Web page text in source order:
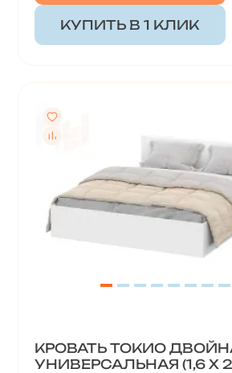
КУПИТЬ В 1 КЛИК
КРОВАТЬ ТОКИО
УНИВЕРСАЛЬНАЯ (1,6 X